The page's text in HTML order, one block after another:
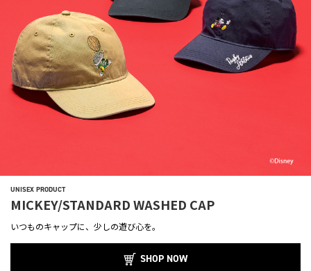
UNISEX PRODUCT
MICKEY/STANDARD WASHED CAP
いつものキャップに、少しの遊び心を。
SHOP NOW